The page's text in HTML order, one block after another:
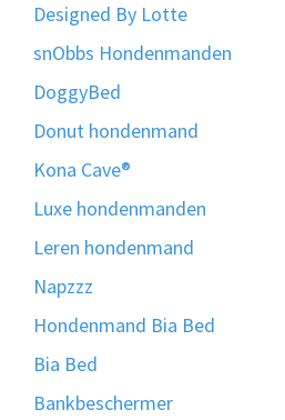
Designed By Lotte
snObbs Hondenmanden
DoggyBed
Donut hondenmand
Kona Cave®
Luxe hondenmanden
Leren hondenmand
Napzzz
Hondenmand Bia Bed
Bia Bed
Bankbeschermer